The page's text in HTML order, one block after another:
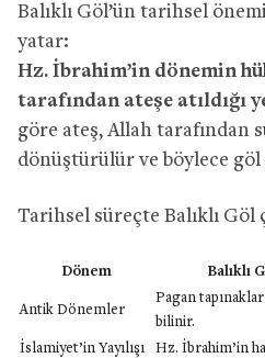
Balıklı Göl’ün tarihsel
yatar:
Hz. İbrahim’in dönemin
tarafından ateşe atıldığı
göre ateş, Allah tarafından
dönüştürülür ve böylece göl
Tarihsel süreçte Balıklı Göl
Dönem Balıklı
Antik Dönemler
Pagan
bilinir.
İslamiyet’in Yayılışı
Hz. İbrahim’in